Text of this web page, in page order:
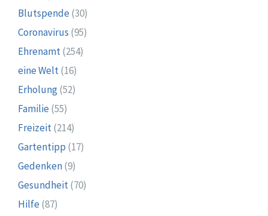
Blutspende (30)
Coronavirus (95)
Ehrenamt(254)
eine Welt(16)
Erholung(52)
Familie (55)
Freizeit(214)
Gartentipp (17)
Gedenken(9)
Gesundheit(70)
Hilfe (87)